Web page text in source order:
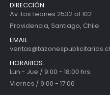
DIRECCIÓN:
Av. Los Leones 2532 of 102
Providencia, Santiago, Chile
EMAIL:
ventas@tazonespublicitarios.cl
HORARIOS:
Lun - Jue / 9:00 - 18:00 hrs.
Viernes / 9:00 - 17:00